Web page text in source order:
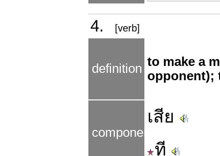
4. [verb]
definition to make a
opponent);
components
เสีย
ที